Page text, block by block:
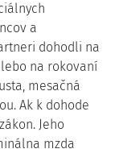
a
dohodli na
na rokovaní
mesačná
Ak k dohode
Jeho
mzda